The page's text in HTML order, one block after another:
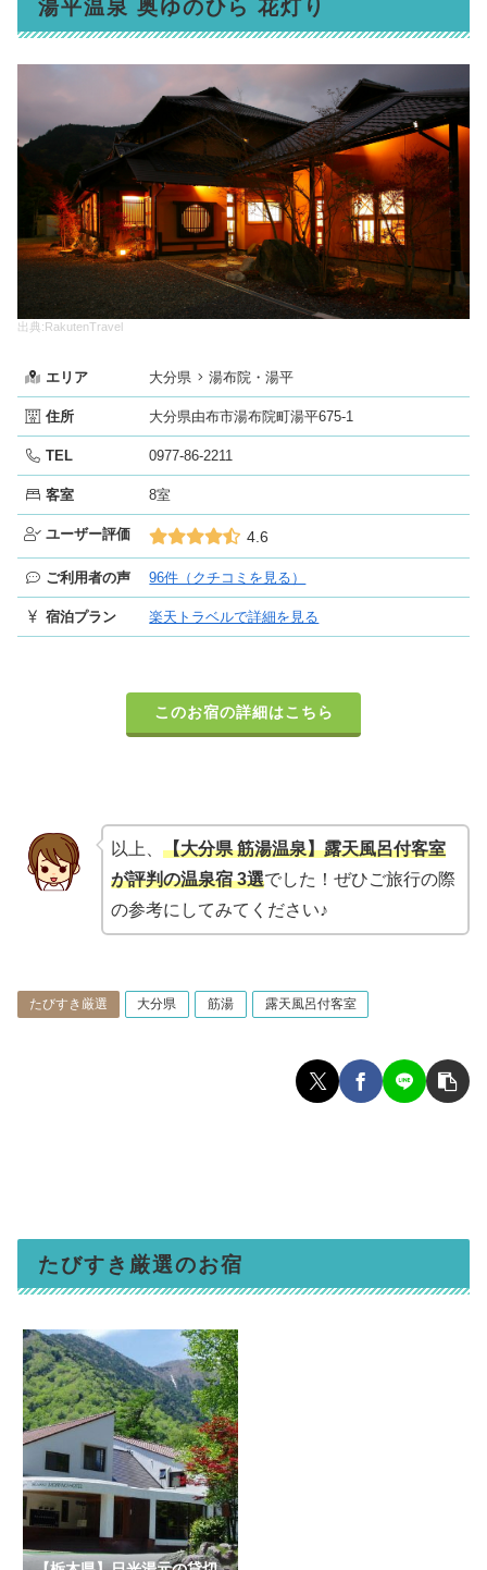
湯平温泉 奥ゆのひら 花灯り
出典:RakutenTravel
エリア 大分県 湯布院・湯平
住所 大分県由布市湯布院町湯平675-1
TEL 0977-86-2211
客室 8室
ユーザー評価 4.6
ご利用者の声 96件（クチコミを見る）
宿泊プラン 楽天トラベルで詳細を見る
このお宿の詳細はこちら
以上、 【大分県 筋湯温泉】露天風呂付客室
が評判の温泉宿 3選でした！ぜひご旅行の際
の参考にしてみてください♪
たびすき厳選 大分県 筋湯 露天風呂付客室
たびすき厳選のお宿